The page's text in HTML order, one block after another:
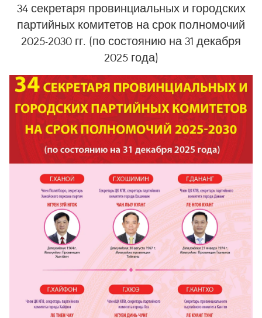
34 секретаря провинциальных и городских
партийных комитетов на срок полномочий
2025-2030 гг. (по состоянию на 31 декабря
2025 года)